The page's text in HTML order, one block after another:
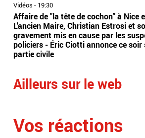
Vidéos - 19:30
Affaire de "la tête de cochon" à Nice
L'ancien Maire, Christian Estrosi et
gravement mis en cause par les
policiers - Éric Ciotti annonce ce
partie civile
Ailleurs sur le web
Vos réactions